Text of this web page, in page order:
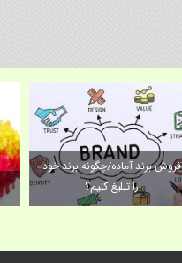
فروش برند آماده/چگونه برند خود
را تبلیغ کنیم؟